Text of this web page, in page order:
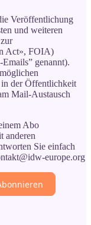
Veröffentlichung
und weiteren
Act», FOIA)
genannt).
der Öffentlichkeit
Mail-Austausch
Abo
anderen
Sie einfach
europe.org